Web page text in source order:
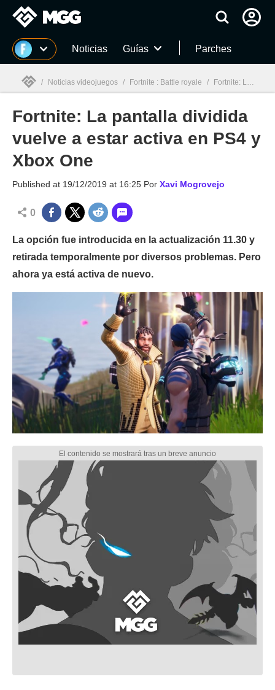
MGG Noticias Guías Parches
MGG
/ Noticias videojuegos / Fortnite : Battle royale / Fortnite: La pantalla dividida vuelve a estar activa en PS4 y Xbox One
Fortnite: La pantalla dividida
vuelve a estar activa en PS4 y
Xbox One
Published at 19/12/2019 at 16:25 Por Xavi Mogrovejo
0
La opción fue introducida en la actualización 11.30 y
retirada temporalmente por diversos problemas. Pero
ahora ya está activa de nuevo.